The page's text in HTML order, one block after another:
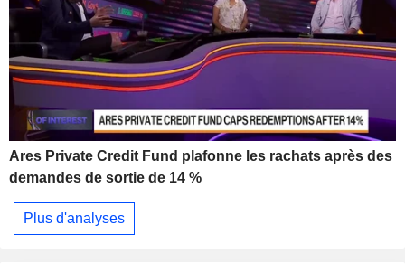
Ares Private Credit Fund plafonne les rachats après des
demandes de sortie de 14 %
Plus d'analyses